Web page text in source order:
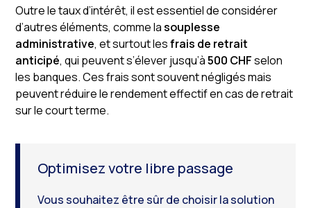
Outre le taux d’intérêt, il est essentiel de considérer
d’autres éléments, comme lasouplesse
administrative, et surtout lesfrais de retrait
anticipé, qui peuvent s’élever jusqu’à500 CHFselon
les banques. Ces frais sont souvent négligés mais
peuvent réduire le rendement effectif en cas de retrait
sur le court terme.
Optimisez votre libre passage
Vous souhaitez être sûr de choisir la solution